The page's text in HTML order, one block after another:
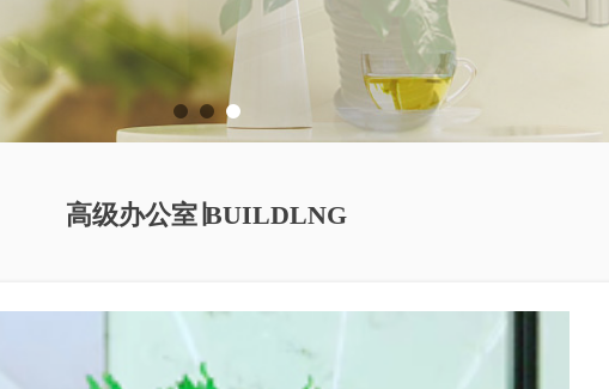
高级办公室∣BUILDLNG